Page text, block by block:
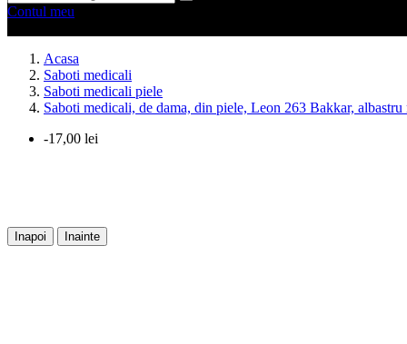
Contul meu
Acasa
Saboti medicali
Saboti medicali piele
Saboti medicali, de dama, din piele, Leon 263 Bakkar, albastru
-17,00 lei
Inapoi Inainte